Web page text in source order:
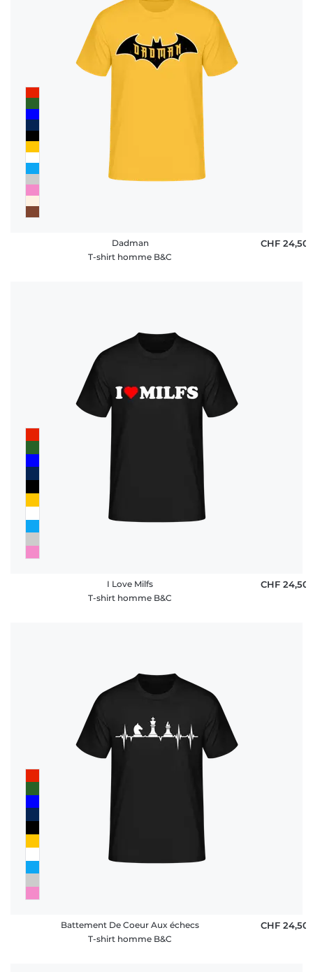
Dadman
T-shirt homme B&C
CHF 24,50
I Love Milfs
T-shirt homme B&C
CHF 24,50
Battement De Coeur Aux échecs
T-shirt homme B&C
CHF 24,50